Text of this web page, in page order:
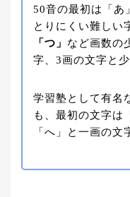
50音の最初は「あ
とりにくい難しい
「つ」 など画数の
字、3画の文字と
学習塾として有名
も、最初の文字は
「へ」と一画の文